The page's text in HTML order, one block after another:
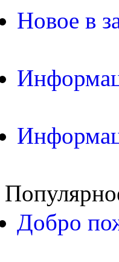
Новое в
Добро